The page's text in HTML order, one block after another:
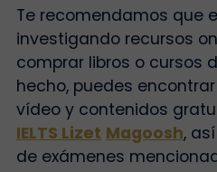
Te recomendamos que
investigando recursos
comprar libros o cursos
hecho, puedes
vídeo y contenidos
IELTS Lizet Magoosh,
de exámenes